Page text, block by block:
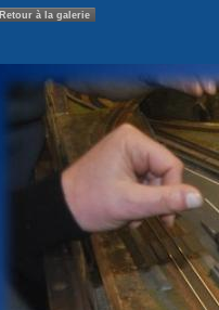
Retour à la galerie